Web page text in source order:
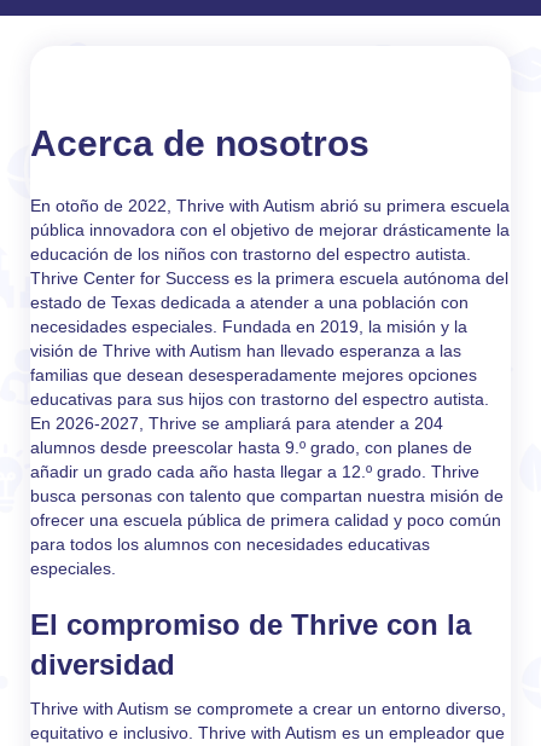
Acerca de nosotros
En otoño de 2022, Thrive with Autism abrió su primera escuela
pública innovadora con el objetivo de mejorar drásticamente la
educación de los niños con trastorno del espectro autista.
Thrive Center for Success es la primera escuela autónoma del
estado de Texas dedicada a atender a una población con
necesidades especiales. Fundada en 2019, la misión y la
visión de Thrive with Autism han llevado esperanza a las
familias que desean desesperadamente mejores opciones
educativas para sus hijos con trastorno del espectro autista.
En 2026-2027, Thrive se ampliará para atender a 204
alumnos desde preescolar hasta 9.º grado, con planes de
añadir un grado cada año hasta llegar a 12.º grado. Thrive
busca personas con talento que compartan nuestra misión de
ofrecer una escuela pública de primera calidad y poco común
para todos los alumnos con necesidades educativas
especiales.
El compromiso de Thrive con la
diversidad
Thrive with Autism se compromete a crear un entorno diverso,
equitativo e inclusivo. Thrive with Autism es un empleador que